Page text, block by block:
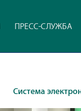
ПРЕСС-СЛУЖБА
Система